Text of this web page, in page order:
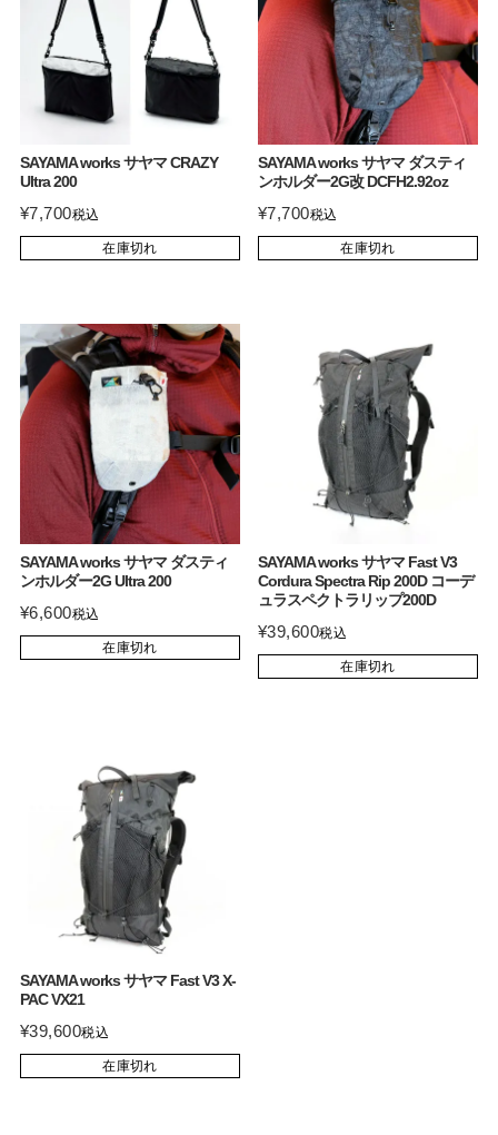
SAYAMA works サヤマ CRAZY
Ultra 200
¥7,700税込
在庫切れ
SAYAMA works サヤマ ダスティ
ンホルダー2G改 DCFH2.92oz
¥7,700税込
在庫切れ
SAYAMA works サヤマ ダスティ
ンホルダー2G Ultra 200
¥6,600税込
在庫切れ
SAYAMA works サヤマ Fast V3
Cordura Spectra Rip 200D コーデ
ュラスペクトラリップ200D
¥39,600税込
在庫切れ
SAYAMA works サヤマ Fast V3 X-
PAC VX21
¥39,600税込
在庫切れ